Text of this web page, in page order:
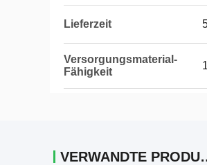
Lieferzeit
Versorgungsmaterial-
Fähigkeit